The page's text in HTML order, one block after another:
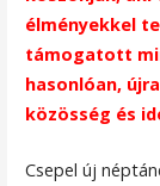
élményekkel
támogatott
hasonlóan,
közösség és
Csepel új